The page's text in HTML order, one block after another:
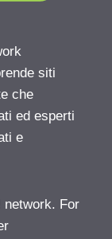
siti
che
ed esperti
e
network. For